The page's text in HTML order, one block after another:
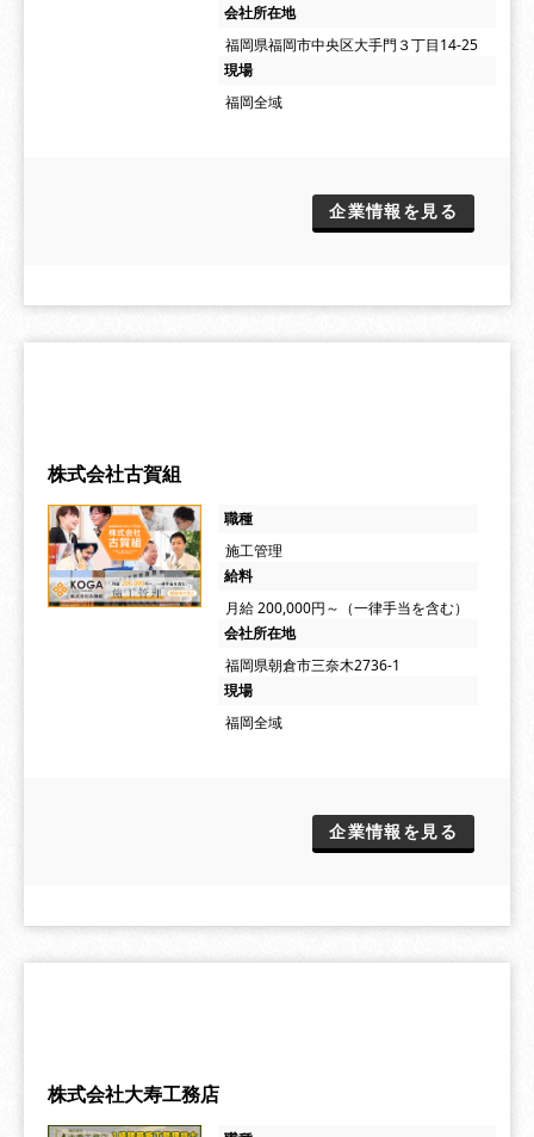
会社所在地
福岡県福岡市中央区大手門３丁目14-25
現場
福岡全域
企業情報を見る
株式会社古賀組
職種
施工管理
給料
月給 200,000円～（一律手当を含む）
会社所在地
福岡県朝倉市三奈木2736-1
現場
福岡全域
企業情報を見る
株式会社大寿工務店